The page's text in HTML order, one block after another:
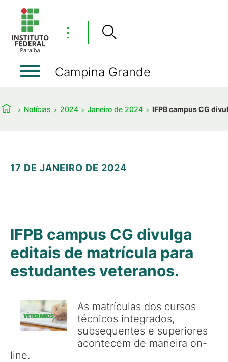
⋮
Campina Grande
Notícias 2024 Janeiro de 2024 IFPB campus CG
17 DE JANEIRO DE 2024
IFPB campus CG divulga
editais de matrícula para
estudantes veteranos.
As matrículas dos cursos
técnicos integrados,
subsequentes e superiores
acontecem de maneira on-
line.